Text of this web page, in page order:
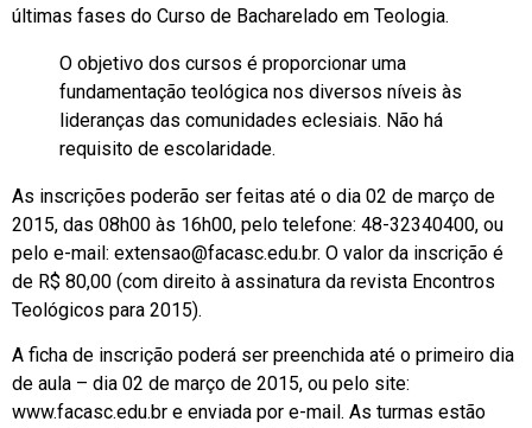
últimas fases do Curso de Bacharelado em Teologia.
O objetivo dos cursos é proporcionar uma
fundamentação teológica nos diversos níveis às
lideranças das comunidades eclesiais. Não há
requisito de escolaridade.
As inscrições poderão ser feitas até o dia 02 de março de
2015, das 08h00 às 16h00, pelo telefone: 48-32340400, ou
pelo e-mail: extensao@facasc.edu.br. O valor da inscrição é
de R$ 80,00 (com direito à assinatura da revista Encontros
Teológicos para 2015).
A ficha de inscrição poderá ser preenchida até o primeiro dia
de aula – dia 02 de março de 2015, ou pelo site:
www.facasc.edu.br e enviada por e-mail. As turmas estão